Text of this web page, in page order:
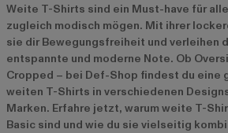
Weite T-Shirts sind ein Must-have für
zugleich modisch mögen. Mit ihrer
sie dir Bewegungsfreiheit und verleihen
entspannte und moderne Note. Ob
Cropped – bei Def-Shop findest du eine
weiten T-Shirts in verschiedenen
Marken. Erfahre jetzt, warum weite T-
Basic sind und wie du sie vielseitig